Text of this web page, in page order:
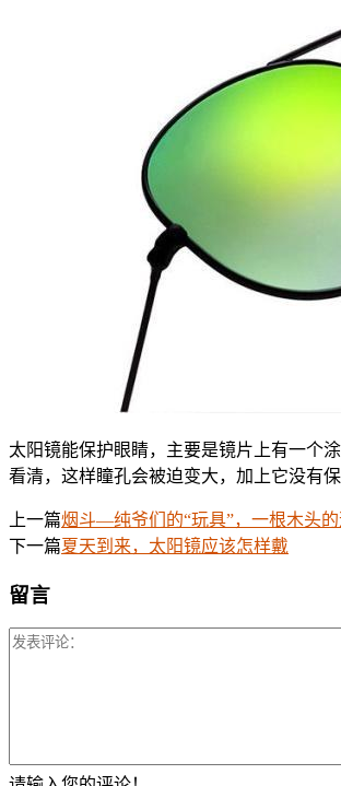
太阳镜能保护眼睛，主要是镜片上有一个
看清，这样瞳孔会被迫变大，加上它没有
上一篇烟斗—纯爷们的“玩具”，一根木头的
下一篇夏天到来，太阳镜应该怎样戴
留言